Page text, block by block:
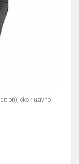
ekskluzivno